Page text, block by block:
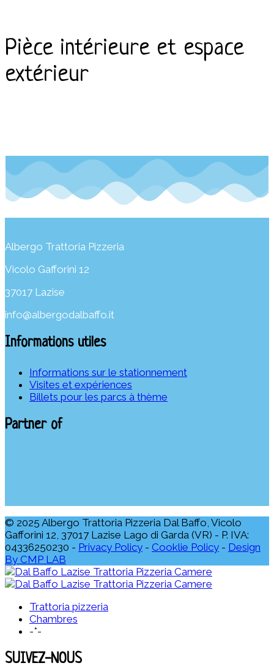
Pièce intérieure et espace
extérieur
Albergo Trattoria Pizzeria
Vicolo Gafforini 12
37017 Lazise
info@albergodalbaffo.it
Informations utiles
Informations sur le stationnement
Visites et expériences
Billets pour les parcs à thème
Partner of
© 2025 Albergo Trattoria Pizzeria Dal Baffo, Vicolo
Gafforini 12, 37017 Lazise Lago di Garda (VR) - P. IVA:
04336250230 - Privacy Policy - Cooklie Policy - Design
By CMP LAB
Trattoria pizzeria
Chambres
-*-
SUIVEZ-NOUS